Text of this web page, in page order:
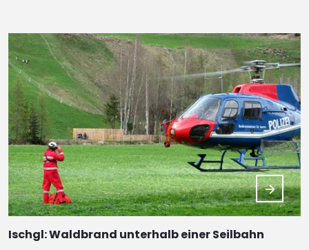
Ischgl: Waldbrand unterhalb einer Seilbahn